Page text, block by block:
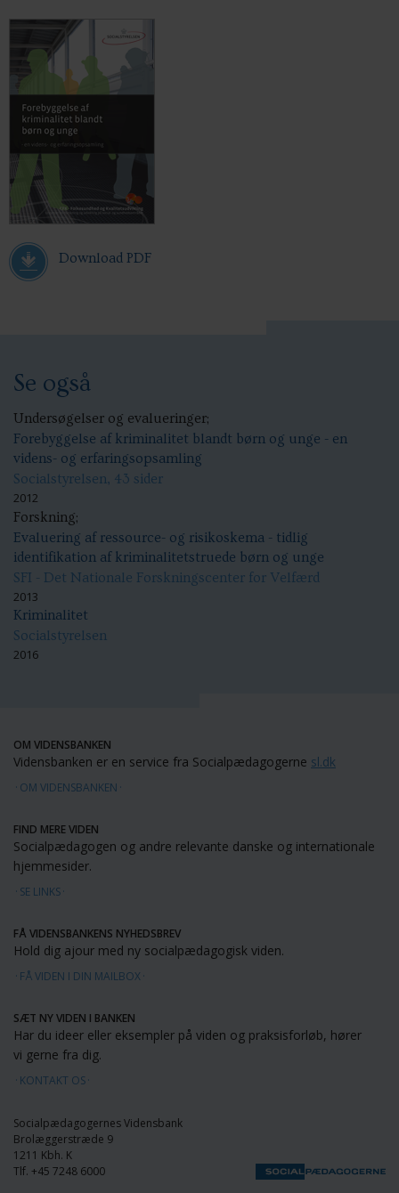
Download PDF
Se også
Undersøgelser og evalueringer;
Forebyggelse af kriminalitet blandt børn og unge - en
videns- og erfaringsopsamling
Socialstyrelsen, 43 sider
2012
Forskning;
Evaluering af ressource- og risikoskema - tidlig
identifikation af kriminalitetstruede børn og unge
SFI - Det Nationale Forskningscenter for Velfærd
2013
Kriminalitet
Socialstyrelsen
2016
OM VIDENSBANKEN
Vidensbanken er en service fra Socialpædagogerne sl.dk
OM VIDENSBANKEN
FIND MERE VIDEN
Socialpædagogen og andre relevante danske og internationale
hjemmesider.
SE LINKS
FÅ VIDENSBANKENS NYHEDSBREV
Hold dig ajour med ny socialpædagogisk viden.
FÅ VIDEN I DIN MAILBOX
SÆT NY VIDEN I BANKEN
Har du ideer eller eksempler på viden og praksisforløb, hører
vi gerne fra dig.
KONTAKT OS
Socialpædagogernes Vidensbank
Brolæggerstræde 9
1211 Kbh. K
Tlf. +45 7248 6000